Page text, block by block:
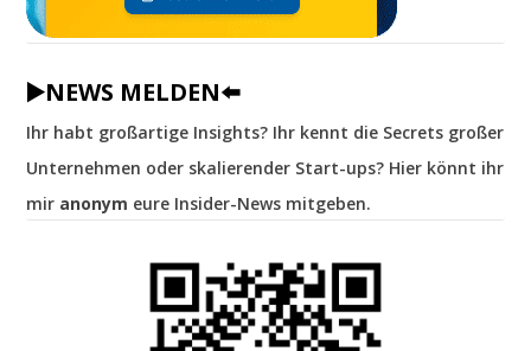
▶️NEWS MELDEN⬅️
Ihr habt großartige Insights? Ihr kennt die Secrets großer
Unternehmen oder skalierender Start-ups? Hier könnt ihr
mir anonym eure Insider-News mitgeben.